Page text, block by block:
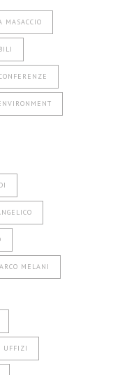
MASACCIO
MELANI
UFFIZI